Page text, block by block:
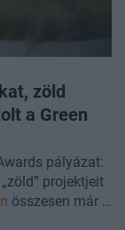
zöld
a Green
pályázat:
projektjeit
összesen már 7